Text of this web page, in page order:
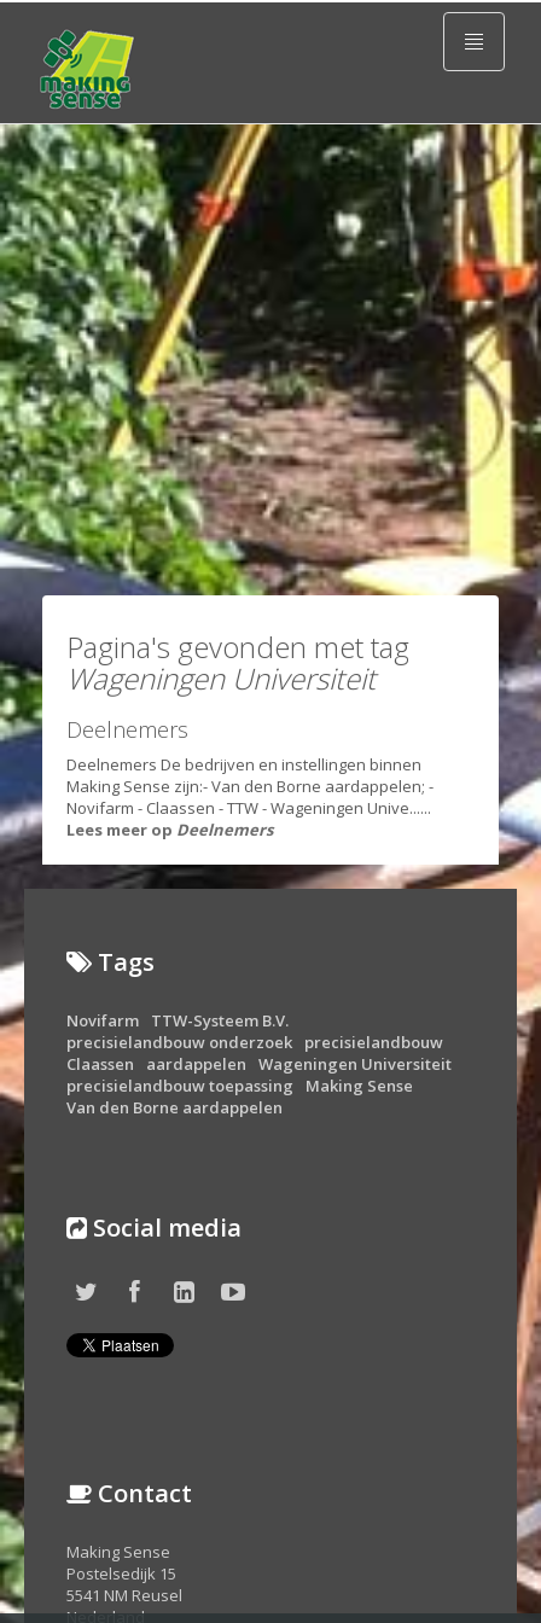
Pagina's gevonden met tag
Wageningen Universiteit
Deelnemers
Deelnemers De bedrijven en instellingen binnen
Making Sense zijn: ​- Van den Borne aardappelen; -
Novifarm - Claassen - TTW - Wageningen Unive......
Lees meer op Deelnemers
Tags
Novifarm
TTW-Systeem B.V.
precisielandbouw onderzoek
precisielandbouw
Claassen
aardappelen
Wageningen Universiteit
precisielandbouw toepassing
Making Sense
Van den Borne aardappelen
Social media
Contact
Making Sense
Postelsedijk 15
5541 NM Reusel
Nederland